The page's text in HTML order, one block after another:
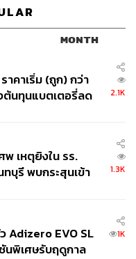
MONTH
าคาเริ่ม (ถูก) กว่า
ต้นทุนแบตเตอรี่ลด
2.1K
เหตุยิงใน รร.
บุรี พบกระสุนเข้า
1.3K
Adizero EVO SL
นพิเศษรับฤดูกาล
1K